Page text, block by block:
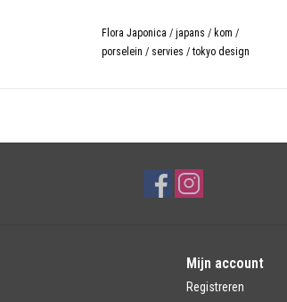
Flora Japonica / japans / kom /
porselein / servies / tokyo design
Mijn account
Registreren